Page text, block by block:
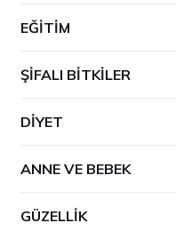
EĞITIM
ŞIFALI BITKILER
DIYET
ANNE VE BEBEK
GÜZELLIK